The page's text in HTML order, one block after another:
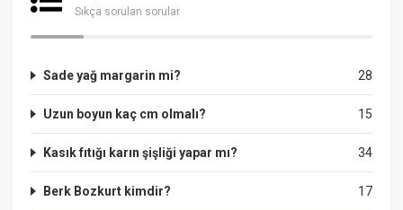
Sıkça sorulan sorular
28
Sade yağ margarin mi?
15
Uzun boyun kaç cm olmalı?
34
Kasık fıtığı karın şişliği yapar mı?
17
Berk Bozkurt kimdir?